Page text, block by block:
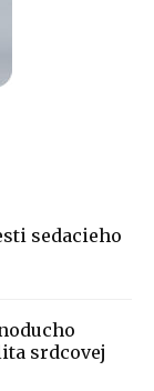
sedacieho
srdcovej